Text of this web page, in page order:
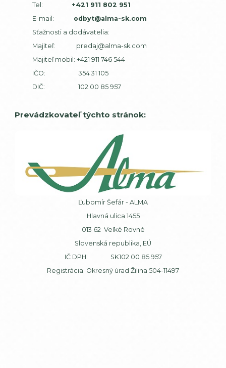
Tel:
+421 911 802 951
E-mail: odbyt@alma-sk.com
Sťažnosti a dodávatelia:
Majiteľ: predaj@alma-sk.com
Majiteľ mobil: +421 911 746 544
IČO: 354 31 105
DIČ: 102 00 85 957
Prevádzkovateľ týchto stránok:
Ľubomír Šefár - ALMA
Hlavná ulica 1455
013 62 Veľké Rovné
Slovenská republika, EÚ
IČ DPH: SK102 00 85 957
Registrácia: Okresný úrad Žilina 504-11497